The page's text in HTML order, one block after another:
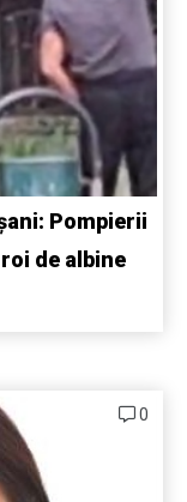
Pompierii
de albine
0